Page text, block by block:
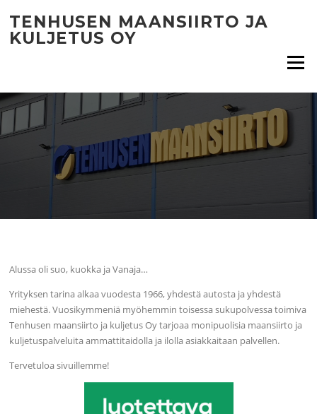
TENHUSEN MAANSIIRTO JA
KULJETUS OY
Valikko
Alussa oli suo, kuokka ja Vanaja…
Yrityksen tarina alkaa vuodesta 1966, yhdestä autosta ja yhdestä
miehestä. Vuosikymmeniä myöhemmin toisessa sukupolvessa toimiva
Tenhusen maansiirto ja kuljetus Oy tarjoaa monipuolisia maansiirto ja
kuljetuspalveluita ammattitaidolla ja ilolla asiakkaitaan palvellen.
Tervetuloa sivuillemme!